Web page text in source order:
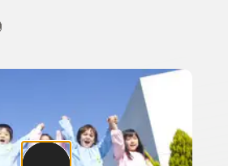
目名稱、主持人或關鍵字